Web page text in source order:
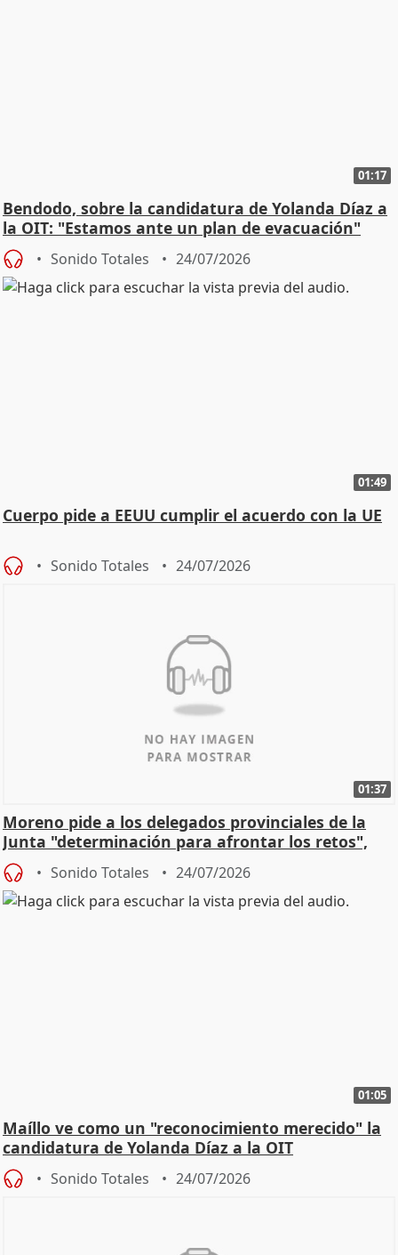
01:17
Bendodo, sobre la candidatura de Yolanda Díaz a
la OIT: "Estamos ante un plan de evacuación"
Sonido Totales 24/07/2026
01:49
Cuerpo pide a EEUU cumplir el acuerdo con la UE
Sonido Totales 24/07/2026
01:37
Moreno pide a los delegados provinciales de la
Junta "determinación para afrontar los retos",
diálog
Sonido Totales 24/07/2026
01:05
Maíllo ve como un "reconocimiento merecido" la
candidatura de Yolanda Díaz a la OIT
Sonido Totales 24/07/2026